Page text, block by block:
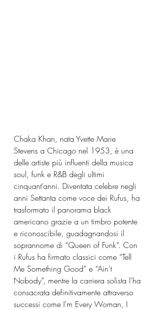
Chaka Khan, nata Yvette Marie
Stevens a Chicago nel 1953, è una
delle artiste più influenti della musica
soul, funk e R&B degli ultimi
cinquant’anni. Diventata celebre negli
anni Settanta come voce dei Rufus, ha
trasformato il panorama black
americano grazie a un timbro potente
e riconoscibile, guadagnandosi il
soprannome di “Queen of Funk”. Con
i Rufus ha firmato classici come “Tell
Me Something Good” e “Ain’t
Nobody”, mentre la carriera solista l’ha
consacrata definitivamente attraverso
successi come I'm Every Woman, I